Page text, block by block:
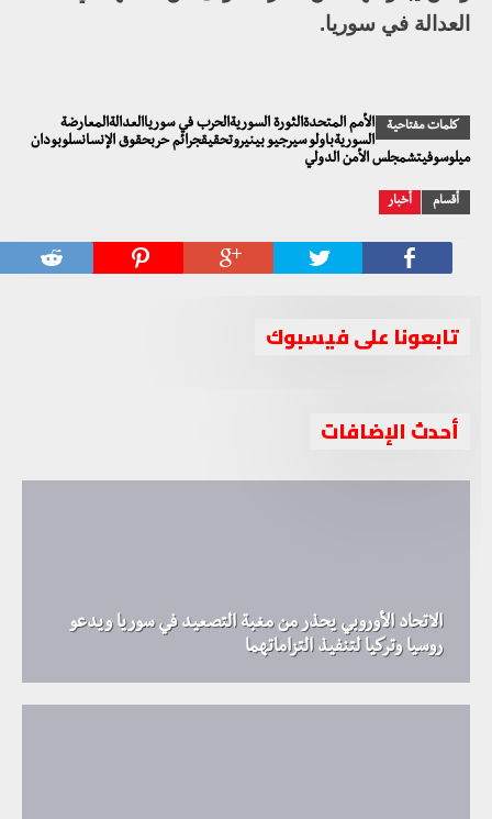
العدالة في سوريا.
كلمات مفتاحية
الأمم المتحدةالثورة السوريةالحرب في سورياالعدالةالمعارضة
السوريةباولو سيرجيو بينيروتحقيقجرائم حربحقوق الإنسانسلوبودان
ميلوسوفيتشمجلس الأمن الدولي
أقسام أخبار
تابعونا على فيسبوك
أحدث الإضافات
الاتحاد الأوروبي يحذر من مغبة التصعيد في سوريا ويدعو
روسيا وتركيا لتنفيذ التزاماتهما